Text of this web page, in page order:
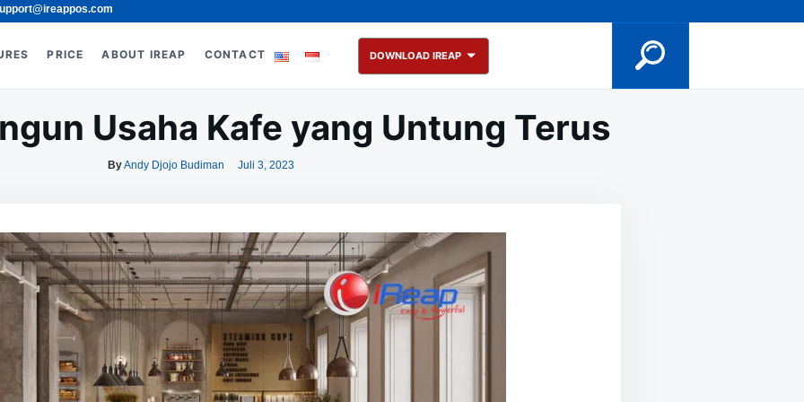
PRICE ABOUT IREAP CONTACT DOWNLOAD IREAP
Usaha Kafe yang Untung Terus
ByAndy Djojo Budiman Juli 3, 2023